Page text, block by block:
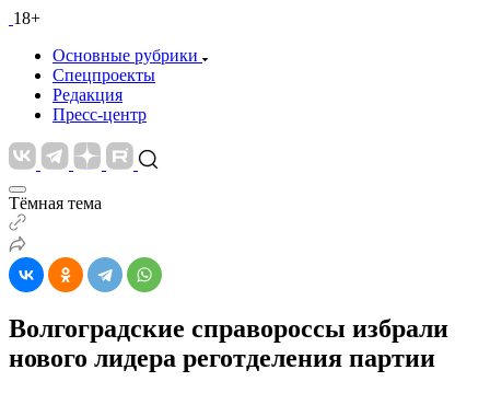
18+
Основные рубрики
Спецпроекты
Редакция
Пресс-центр
Тёмная тема
Волгоградские справороссы избрали
нового лидера реготделения партии